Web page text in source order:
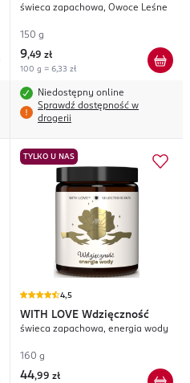
świeca zapachowa, Owoce Leśne
150 g
9,49 zł
100 g = 6,33 zł
Niedostępny online
Sprawdź dostępność w
drogerii
TYLKO U NAS
4,5
WITH LOVE Wdzięczność
świeca zapachowa, energia wody
160 g
44,99 zł